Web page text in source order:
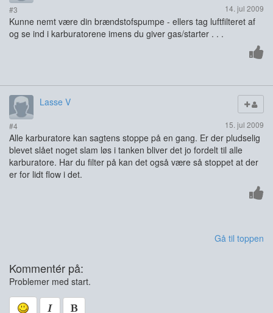
#3 14. jul 2009
Kunne nemt være din brændstofspumpe - ellers tag luftfilteret af
og se ind i karburatorene imens du giver gas/starter . . .
Lasse V
#4 15. jul 2009
Alle karburatore kan sagtens stoppe på en gang. Er der pludselig
blevet slået noget slam løs i tanken bliver det jo fordelt til alle
karburatore. Har du filter på kan det også være så stoppet at der
er for lidt flow i det.
Gå til toppen
Kommentér på:
Problemer med start.